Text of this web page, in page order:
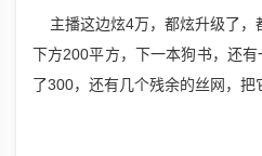
主播这边炫4万，都炫升级了，
下方200平方，下一本狗书，还
了300，还有几个残余的丝网，把